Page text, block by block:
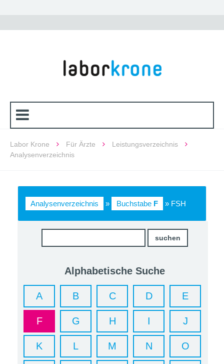
Labor Krone Für Ärzte
Leistungsverzeichnis
Analysenverzeichnis
Analysenverzeichnis » Buchstabe F » FSH
Alphabetische Suche
A B C D E
F G H I J
K L M N O